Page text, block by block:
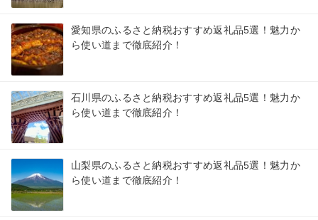
愛知県のふるさと納税おすすめ返礼品5選！魅力か
ら使い道まで徹底紹介！
石川県のふるさと納税おすすめ返礼品5選！魅力か
ら使い道まで徹底紹介！
山梨県のふるさと納税おすすめ返礼品5選！魅力か
ら使い道まで徹底紹介！